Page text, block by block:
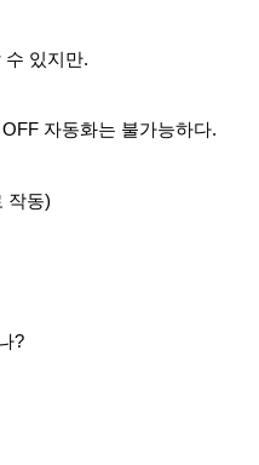
수 있지만.
자동화는 불가능하다.
작동)
?